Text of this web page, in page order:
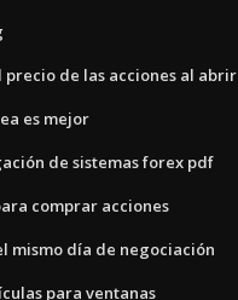
de las acciones al abrir
es mejor
de sistemas forex pdf
comprar acciones
mismo día de negociación
para ventanas